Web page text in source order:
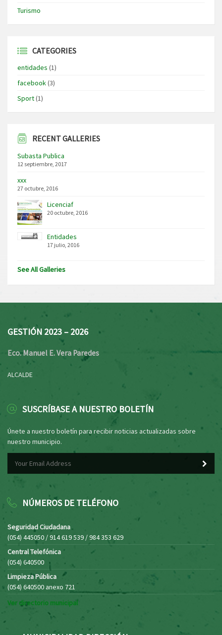
Turismo
CATEGORIES
entidades (1)
facebook(3)
Sport(1)
RECENT GALLERIES
Subasta Publica
12 septiembre, 2017
xxx
27 octubre, 2016
Licenciaf
20 octubre, 2016
Entidades
17 julio, 2016
See All Galleries
GESTIÓN 2023 – 2026
Eco. Manuel E. Vera Paredes
ALCALDE
SUSCRÍBASE A NUESTRO BOLETÍN
Únete a nuestro boletín para recibir noticias actualizadas sobre
nuestro municipio.
NÚMEROS DE TELÉFONO
Seguridad Ciudadana
(054) 445050 / 914 619 539 / 984 353 629
Central Telefónica
(054) 640500
Limpieza Pública
(054) 640500 anexo 721
Ver directorio municipal